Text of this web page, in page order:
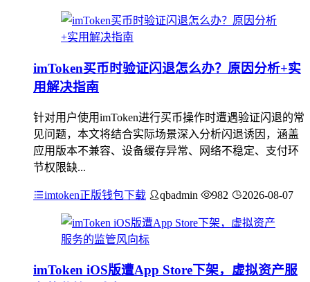
imToken买币时验证闪退怎么办？原因分析+实
用解决指南
针对用户使用imToken进行买币操作时遭遇验证闪退的常
见问题，本文将结合实际场景深入分析闪退诱因，涵盖
应用版本不兼容、设备缓存异常、网络不稳定、支付环
节权限缺...
imtoken正版钱包下载 qbadmin 982 2026-08-07
imToken iOS版遭App Store下架，虚拟资产服